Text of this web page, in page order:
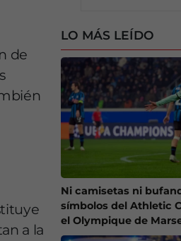
de
a la
LO MÁS LEÍDO
Ni camisetas ni
símbolos del Athletic
el Olympique de